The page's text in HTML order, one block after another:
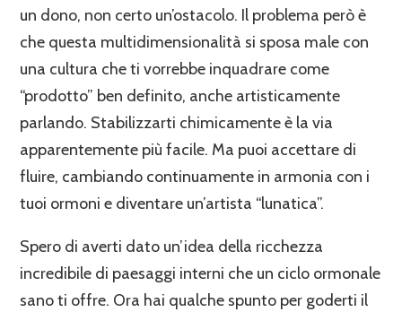
un dono, non certo un’ostacolo. Il problema però è
che questa multidimensionalità si sposa male con
una cultura che ti vorrebbe inquadrare come
“prodotto” ben definito, anche artisticamente
parlando. Stabilizzarti chimicamente è la via
apparentemente più facile. Ma puoi accettare di
fluire, cambiando continuamente in armonia con i
tuoi ormoni e diventare un’artista “lunatica”.
Spero di averti dato un’idea della ricchezza
incredibile di paesaggi interni che un ciclo ormonale
sano ti offre. Ora hai qualche spunto per goderti il